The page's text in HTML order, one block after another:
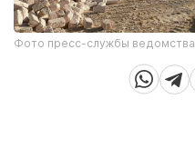
Фото пресс-службы ведомства